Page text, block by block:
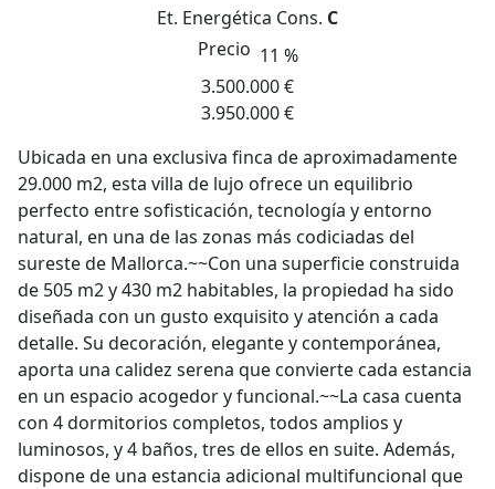
Et. Energética Cons. C
Precio 11 %
3.500.000 €
3.950.000 €
Ubicada en una exclusiva finca de aproximadamente
29.000 m2, esta villa de lujo ofrece un equilibrio
perfecto entre sofisticación, tecnología y entorno
natural, en una de las zonas más codiciadas del
sureste de Mallorca.~~Con una superficie construida
de 505 m2 y 430 m2 habitables, la propiedad ha sido
diseñada con un gusto exquisito y atención a cada
detalle. Su decoración, elegante y contemporánea,
aporta una calidez serena que convierte cada estancia
en un espacio acogedor y funcional.~~La casa cuenta
con 4 dormitorios completos, todos amplios y
luminosos, y 4 baños, tres de ellos en suite. Además,
dispone de una estancia adicional multifuncional que